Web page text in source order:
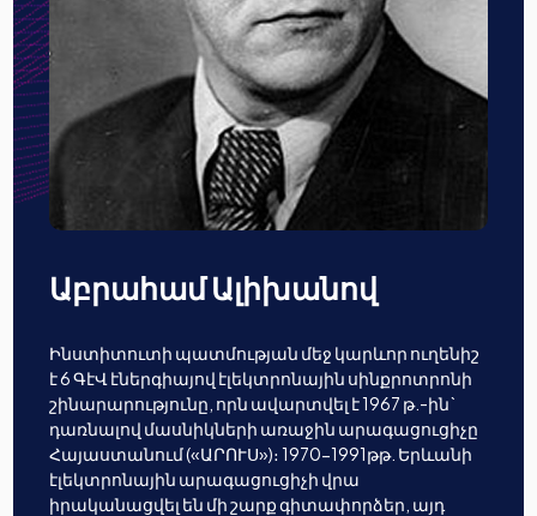
Աբրահամ Ալիխանով
Ինստիտուտի պատմության մեջ կարևոր ուղենիշ
է 6 ԳէՎ էներգիայով էլեկտրոնային սինքրոտրոնի
շինարարությունը, որն ավարտվել է 1967 թ.-ին`
դառնալով մասնիկների առաջին արագացուցիչը
Հայաստանում («ԱՐՈՒՍ»)։ 1970-1991թթ. Երևանի
էլեկտրոնային արագացուցիչի վրա
իրականացվել են մի շարք գիտափորձեր, այդ